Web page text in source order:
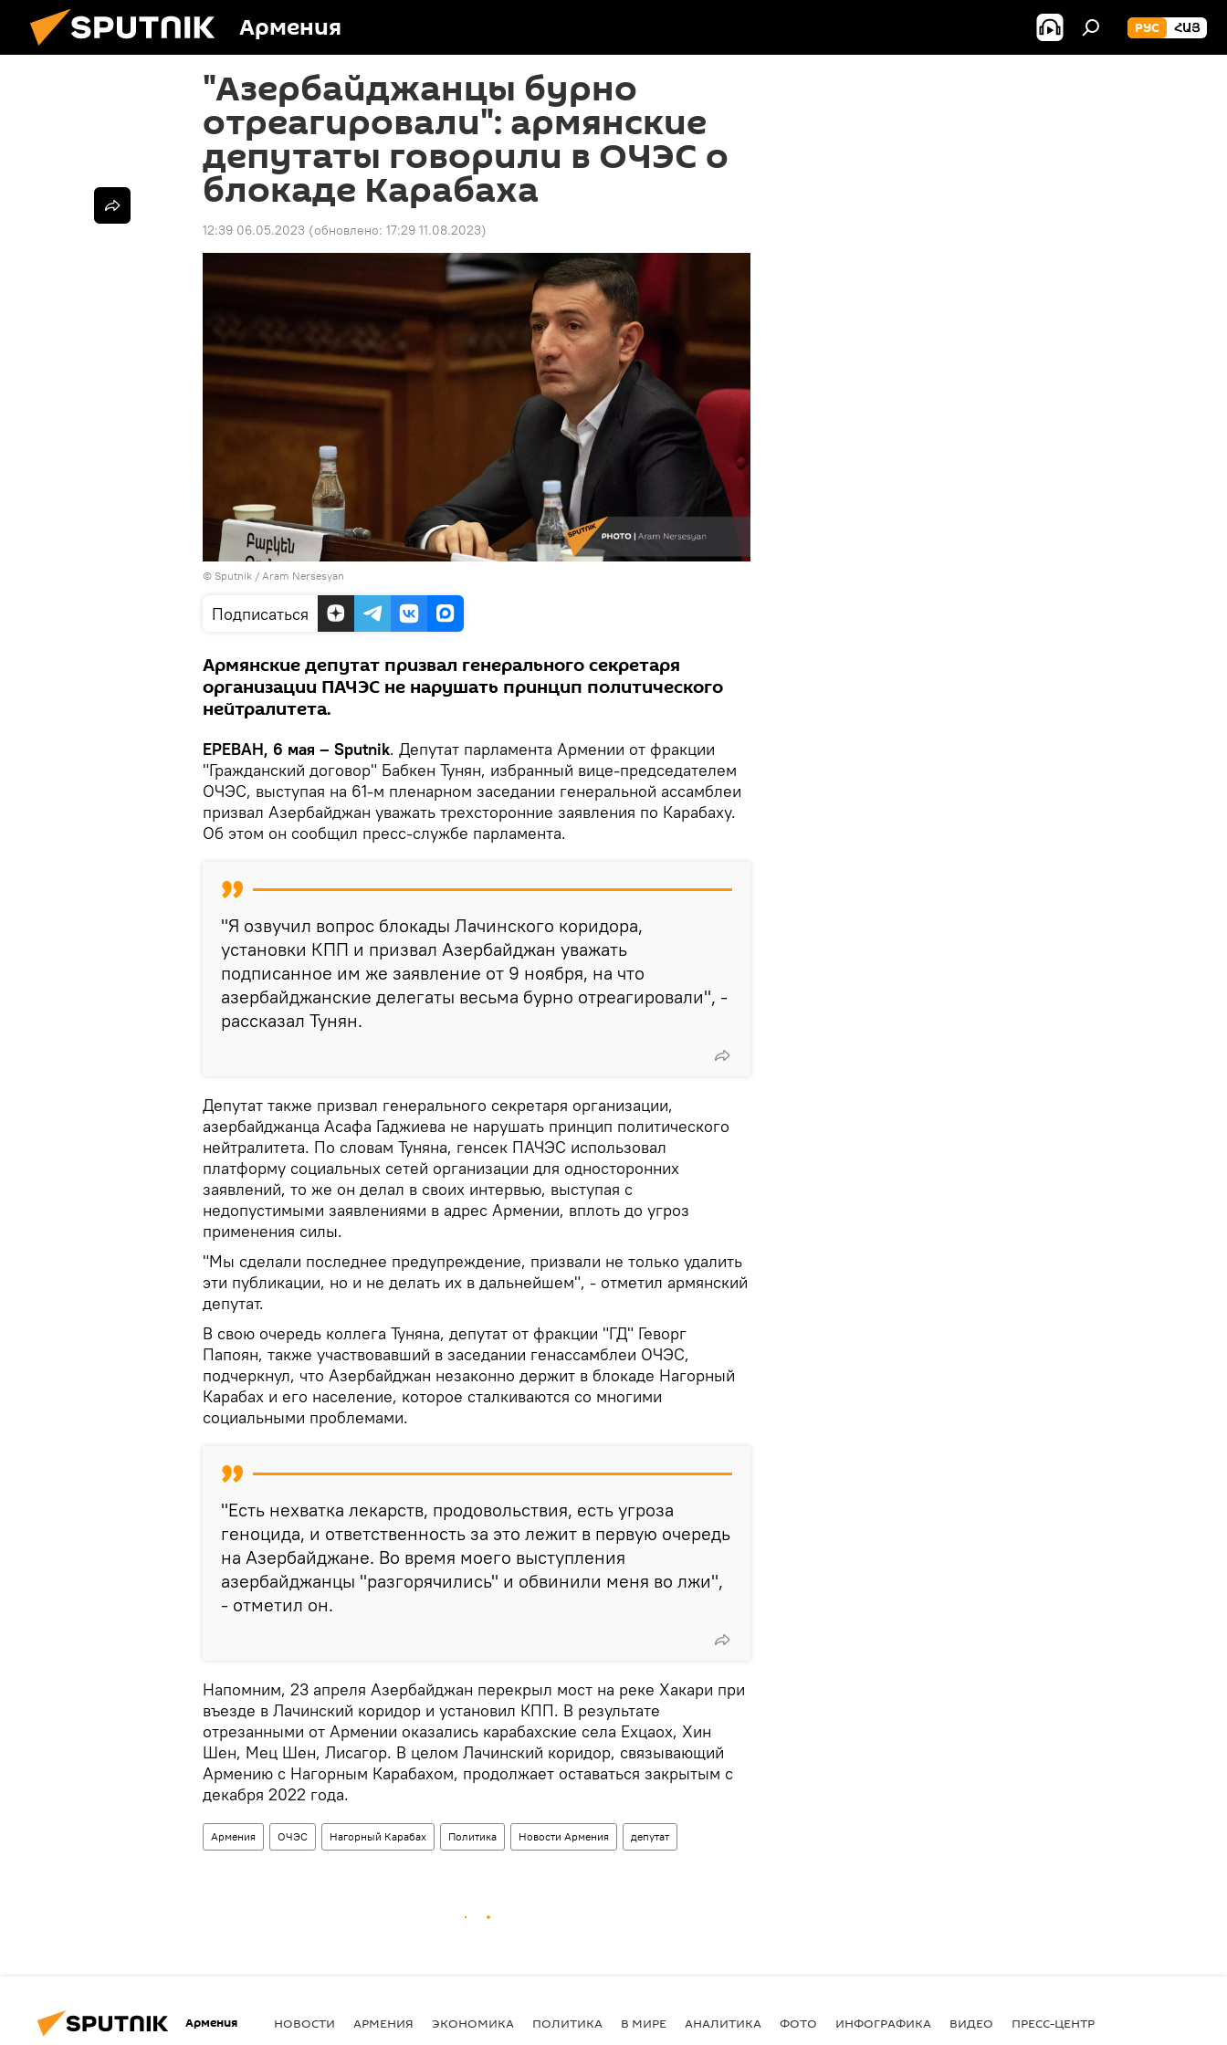
Армения РУС ՀԱՅ
"Азербайджанцы бурно
отреагировали": армянские
депутаты говорили в ОЧЭС о
блокаде Карабаха
12:39 06.05.2023 (обновлено: 17:29 11.08.2023)
© Sputnik / Aram Nersesyan
Подписаться
Армянские депутат призвал генерального секретаря
организации ПАЧЭС не нарушать принцип политического
нейтралитета.
ЕРЕВАН, 6 мая – Sputnik. Депутат парламента Армении от фракции
"Гражданский договор" Бабкен Тунян, избранный вице-председателем
ОЧЭС, выступая на 61-м пленарном заседании генеральной ассамблеи
призвал Азербайджан уважать трехсторонние заявления по Карабаху.
Об этом он сообщил пресс-службе парламента.
"Я озвучил вопрос блокады Лачинского коридора,
установки КПП и призвал Азербайджан уважать
подписанное им же заявление от 9 ноября, на что
азербайджанские делегаты весьма бурно отреагировали", -
рассказал Тунян.
Депутат также призвал генерального секретаря организации,
азербайджанца Асафа Гаджиева не нарушать принцип политического
нейтралитета. По словам Туняна, генсек ПАЧЭС использовал
платформу социальных сетей организации для односторонних
заявлений, то же он делал в своих интервью, выступая с
недопустимыми заявлениями в адрес Армении, вплоть до угроз
применения силы.
"Мы сделали последнее предупреждение, призвали не только удалить
эти публикации, но и не делать их в дальнейшем", - отметил армянский
депутат.
В свою очередь коллега Туняна, депутат от фракции "ГД" Геворг
Папоян, также участвовавший в заседании генассамблеи ОЧЭС,
подчеркнул, что Азербайджан незаконно держит в блокаде Нагорный
Карабах и его население, которое сталкиваются со многими
социальными проблемами.
"Есть нехватка лекарств, продовольствия, есть угроза
геноцида, и ответственность за это лежит в первую очередь
на Азербайджане. Во время моего выступления
азербайджанцы "разгорячились" и обвинили меня во лжи",
- отметил он.
Напомним, 23 апреля Азербайджан перекрыл мост на реке Хакари при
въезде в Лачинский коридор и установил КПП. В результате
отрезанными от Армении оказались карабахские села Ехцаох, Хин
Шен, Мец Шен, Лисагор. В целом Лачинский коридор, связывающий
Армению с Нагорным Карабахом, продолжает оставаться закрытым с
декабря 2022 года.
Армения ОЧЭС Нагорный Карабах Политика Новости Армения депутат
Армения НОВОСТИ АРМЕНИЯ ЭКОНОМИКА ПОЛИТИКА В МИРЕ АНАЛИТИКА ФОТО ИНФОГРАФИКА ВИДЕО ПРЕСС-ЦЕНТР